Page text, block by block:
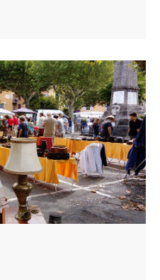
not only in the
streets of the old town!
clothes... There's bound
among the stalls.